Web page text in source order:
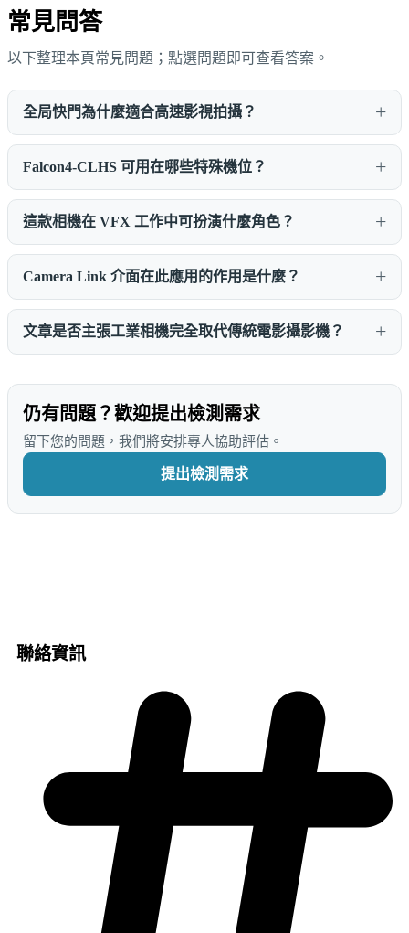
常見問答
以下整理本頁常見問題；點選問題即可查看答案。
全局快門為什麼適合高速影視拍攝？
Falcon4-CLHS 可用在哪些特殊機位？
這款相機在 VFX 工作中可扮演什麼角色？
Camera Link 介面在此應用的作用是什麼？
文章是否主張工業相機完全取代傳統電影攝影機？
仍有問題？歡迎提出檢測需求
留下您的問題，我們將安排專人協助評估。
提出檢測需求
聯絡資訊